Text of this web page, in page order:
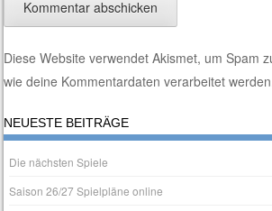
Diese Website verwendet Akismet, um Spam
wie deine Kommentardaten verarbeitet
NEUESTE BEITRÄGE
Die nächsten Spiele
Saison 26/27 Spielpläne online